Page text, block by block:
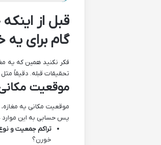
قبل از
گام برای
فکر نکنید همین که یه
تحقیقات قبله. دقیقاً
موقعیت
موقعیت مکانی یه
پس حسابی به این
تراکم جمعیت و
خورن؟